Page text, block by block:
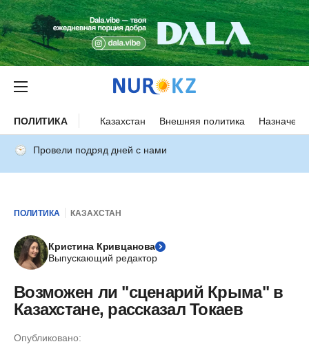
ПОЛИТИКА Казахстан Внешняя политика
Провели подряд дней с нами
ПОЛИТИКА КАЗАХСТАН
Кристина Кривцанова
Выпускающий редактор
Возможен ли "сценарий Крыма" в
Казахстане, рассказал Токаев
Опубликовано: